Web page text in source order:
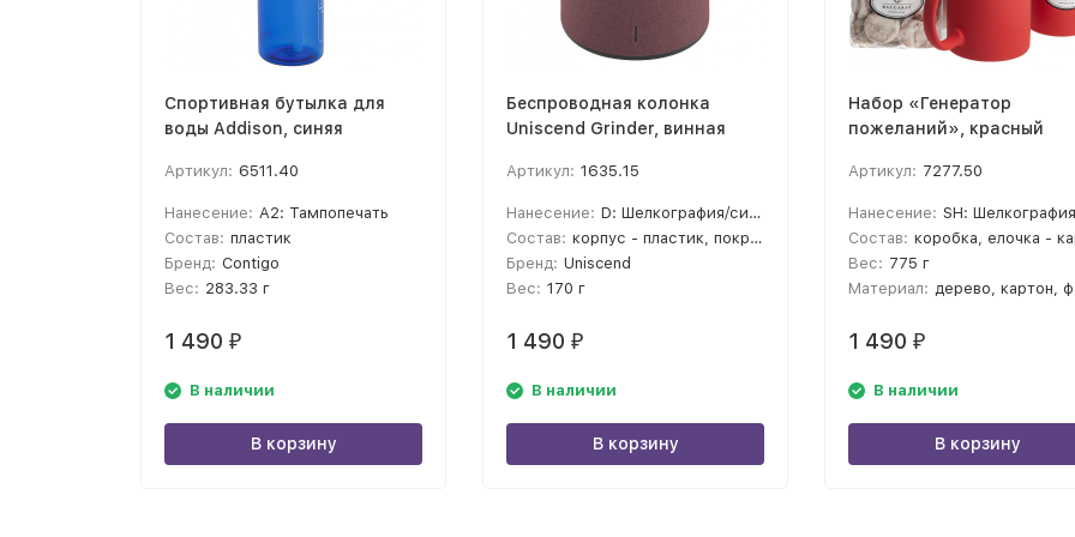
Спортивная бутылка для
воды Addison, синяя
Артикул: 6511.40
Нанесение: A2: Тампопечать
Состав: пластик
Бренд: Contigo
Вес: 283.33 г
1 490 ₽
В наличии
В корзину
Беспроводная колонка
Uniscend Grinder, винная
Артикул: 1635.15
Нанесение: D: Шелкография/синтетика, A2: Тампопечать
Состав: корпус - пластик, покрытие имитирующее камень; решетка - металл
Бренд: Uniscend
Вес: 170 г
1 490 ₽
В наличии
В корзину
Набор «Генератор
пожеланий», красный
Артикул: 7277.50
Нанесение: SH: Шелкография, LR: Гравировка по окружности, LC2: Лазерная гравировка, A2:
Состав: коробка, елочка - картон; кружка - фаянс; тубус - картон; открытка
Вес: 775 г
Материал: дерево, картон,
1 490 ₽
В наличии
В корзину